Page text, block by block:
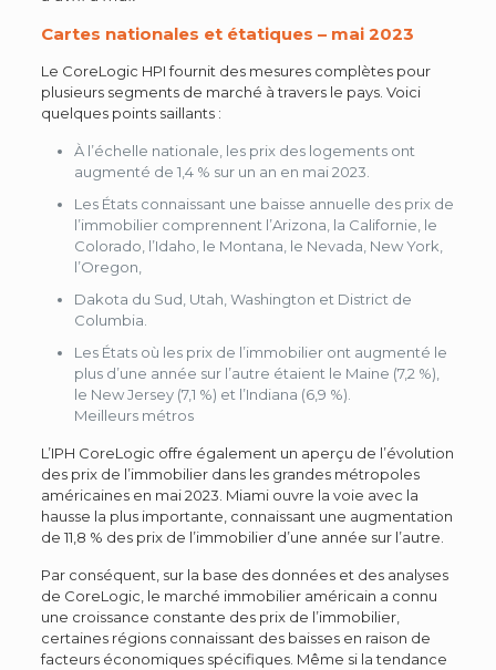
Cartes nationales et étatiques – mai 2023
Le CoreLogic HPI fournit des mesures complètes pour
plusieurs segments de marché à travers le pays. Voici
quelques points saillants :
À l’échelle nationale, les prix des logements ont
augmenté de 1,4 % sur un an en mai 2023.
Les États connaissant une baisse annuelle des prix de
l’immobilier comprennent l’Arizona, la Californie, le
Colorado, l’Idaho, le Montana, le Nevada, New York,
l’Oregon,
Dakota du Sud, Utah, Washington et District de
Columbia.
Les États où les prix de l’immobilier ont augmenté le
plus d’une année sur l’autre étaient le Maine (7,2 %),
le New Jersey (7,1 %) et l’Indiana (6,9 %).
Meilleurs métros
L’IPH CoreLogic offre également un aperçu de l’évolution
des prix de l’immobilier dans les grandes métropoles
américaines en mai 2023. Miami ouvre la voie avec la
hausse la plus importante, connaissant une augmentation
de 11,8 % des prix de l’immobilier d’une année sur l’autre.
Par conséquent, sur la base des données et des analyses
de CoreLogic, le marché immobilier américain a connu
une croissance constante des prix de l’immobilier,
certaines régions connaissant des baisses en raison de
facteurs économiques spécifiques. Même si la tendance